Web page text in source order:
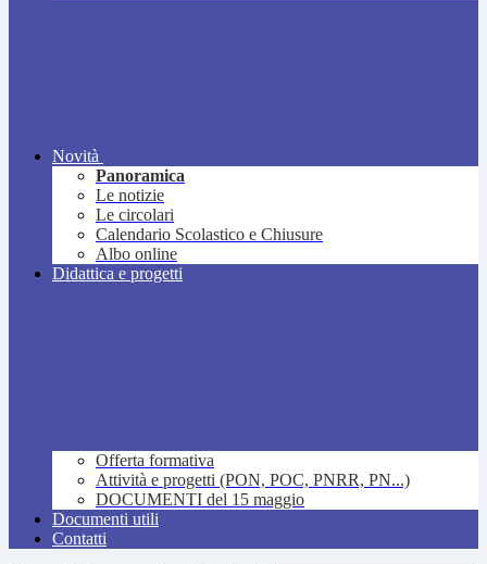
Novità
Panoramica
Le notizie
Le circolari
Calendario Scolastico e Chiusure
Albo online
Didattica e progetti
Offerta formativa
Attività e progetti (PON, POC, PNRR, PN...)
DOCUMENTI del 15 maggio
Documenti utili
Contatti